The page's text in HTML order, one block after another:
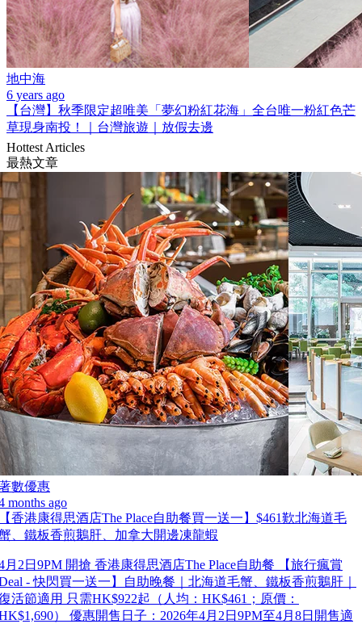
地中海
6 years ago
【台灣】秋季限定超唯美「夢幻粉紅花海」全台唯一粉紅色芒
草現身南投！｜台灣旅遊｜放假去邊
Hottest Articles
最熱文章
數優惠
months ago
香港康得思酒店The Place自助餐買一送一】$461歎北海道毛
、鐵板香煎鵝肝、加拿大開邊凍龍蝦
月2日9PM 開搶 香港康得思酒店The Place自助餐 【旅行瘋賞
- 快閃買一送一】自助晚餐｜北海道毛蟹、鐵板香煎鵝肝｜
活節適用 只需HK$922起（人均：HK$461；原價：
） 優惠開售日子：2026年4月2日9PM至4月8日開售適